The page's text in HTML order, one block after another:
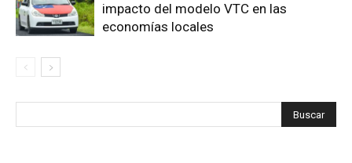
impacto del modelo VTC en las
economías locales